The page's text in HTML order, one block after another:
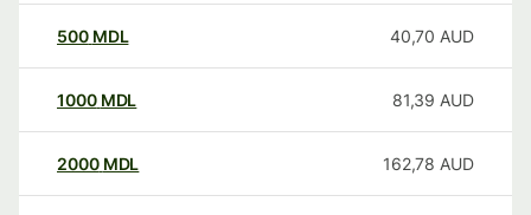
500 MDL 40,70 AUD
1000 MDL 81,39 AUD
2000 MDL 162,78 AUD